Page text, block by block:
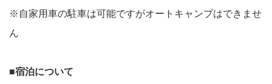
※自家用車の駐車は可能ですがオートキャンプはできませ
ん
■宿泊について